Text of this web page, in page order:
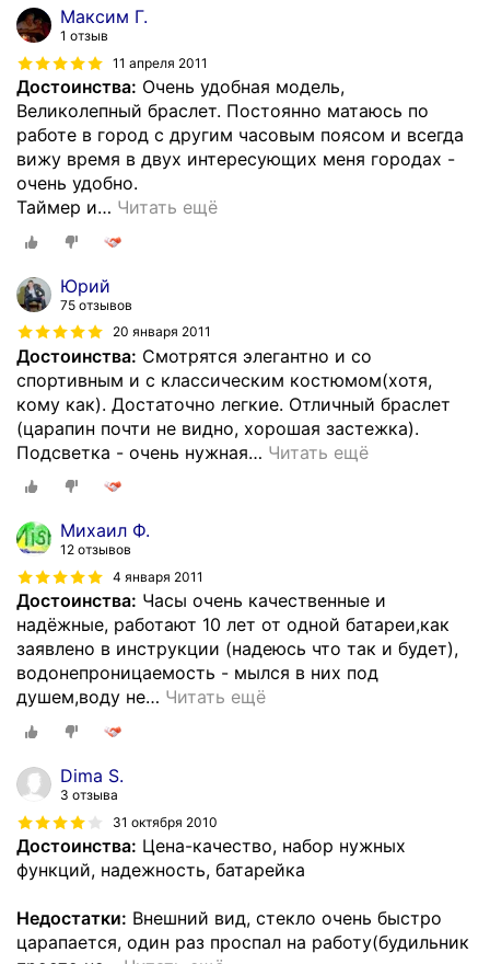
Максим Г.
1 отзыв
11 апреля 2011
Достоинства: Очень удобная модель,
Великолепный браслет. Постоянно матаюсь по
работе в город с другим часовым поясом и всегда
вижу время в двух интересующих меня городах -
очень удобно.
Таймер и… Читать ещё
Юрий
75 отзывов
20 января 2011
Достоинства: Смотрятся элегантно и со
спортивным и с классическим костюмом(хотя,
кому как). Достаточно легкие. Отличный браслет
(царапин почти не видно, хорошая застежка).
Подсветка - очень нужная… Читать ещё
Михаил Ф.
12 отзывов
4 января 2011
Достоинства: Часы очень качественные и
надёжные, работают 10 лет от одной батареи,как
заявлено в инструкции (надеюсь что так и будет),
водонепроницаемость - мылся в них под
душем,воду не… Читать ещё
Dima S.
3 отзыва
31 октября 2010
Достоинства: Цена-качество, набор нужных
функций, надежность, батарейка
Недостатки: Внешний вид, стекло очень быстро
царапается, один раз проспал на работу(будильник